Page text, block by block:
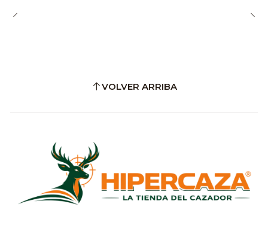
VOLVER ARRIBA